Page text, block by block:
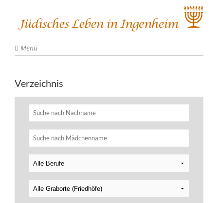
Menü
Verzeichnis